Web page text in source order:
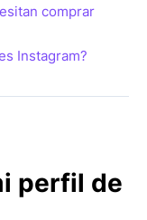
comprar
Instagram?
perfil de